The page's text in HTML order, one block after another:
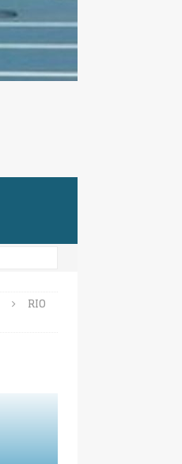
RIO